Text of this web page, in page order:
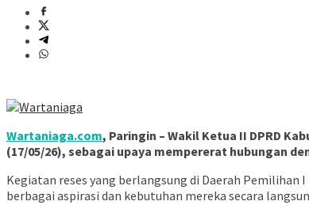
Wartaniaga.com, Paringin – Wakil Ketua II DPRD
(17/05/26), sebagai upaya mempererat hubungan
Kegiatan reses yang berlangsung di Daerah
berbagai aspirasi dan kebutuhan mereka secara